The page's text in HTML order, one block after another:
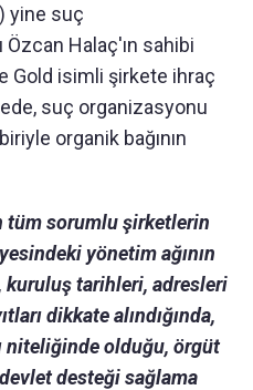
yine suç
Halaç'ın sahibi
Gold isimli şirkete ihraç
suç organizasyonu
organik bağının
tüm sorumlu şirketlerin
yönetim ağının
tarihleri, adresleri
dikkate alındığında,
niteliğinde olduğu, örgüt
desteği sağlama